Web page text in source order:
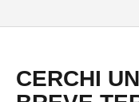
CERCHI